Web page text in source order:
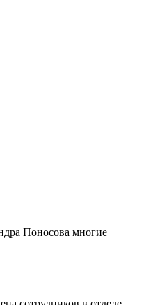
Поносова многие